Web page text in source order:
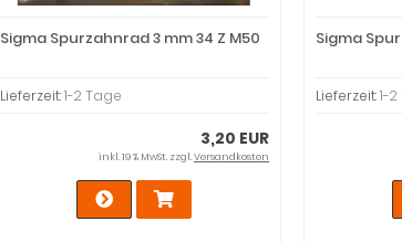
Sigma Spurzahnrad 3 mm 34 Z M50
Lieferzeit:1-2 Tage
3,20 EUR
inkl. 19 % MwSt. zzgl.Versandkosten
Sigma
Lieferzeit:1-